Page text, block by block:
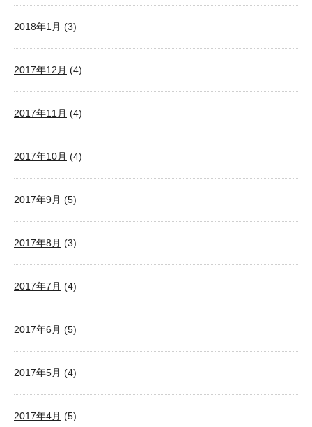
2018年1月 (3)
2017年12月 (4)
2017年11月 (4)
2017年10月 (4)
2017年9月 (5)
2017年8月 (3)
2017年7月 (4)
2017年6月 (5)
2017年5月 (4)
2017年4月 (5)